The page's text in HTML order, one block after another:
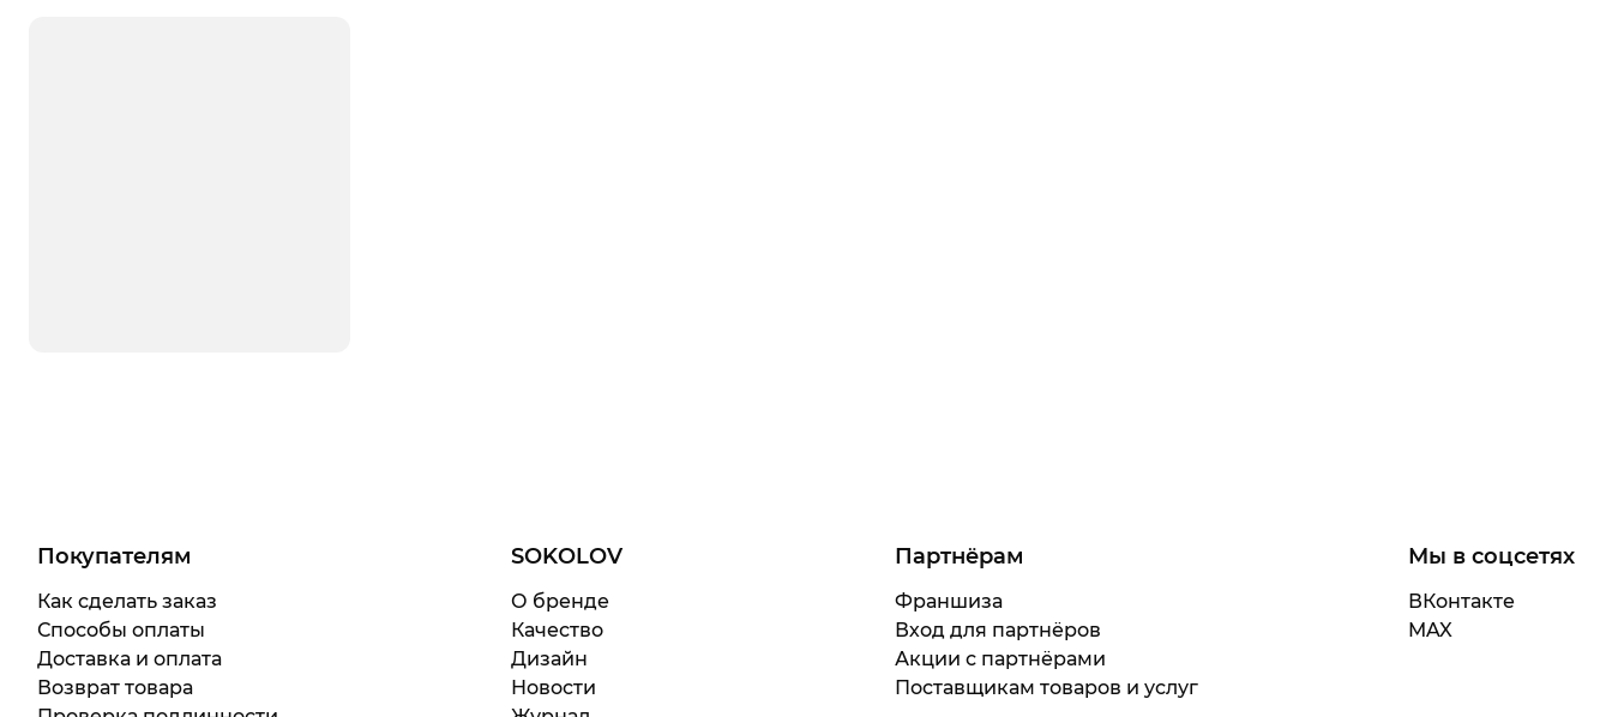
Покупателям
Как сделать заказ
Способы оплаты
Доставка и оплата
Возврат товара
SOKOLOV
О бренде
Качество
Дизайн
Новости
Партнёрам
Франшиза
Вход для партнёров
Акции с партнёрами
Поставщикам товаров и услуг
Мы в соцсетях
ВКонтакте
MAX